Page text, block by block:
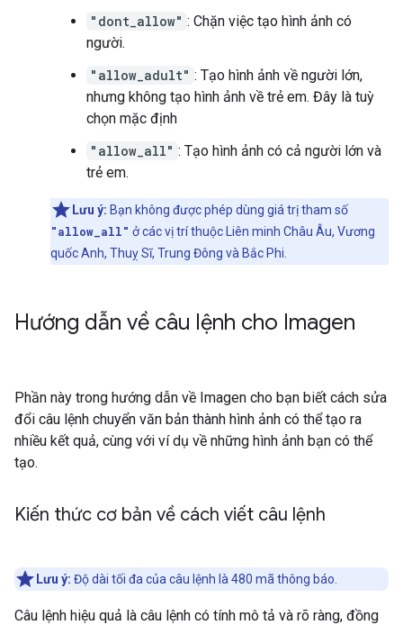
"dont_allow" : Chặn việc tạo hình ảnh có
người.
"allow_adult" : Tạo hình ảnh về người lớn,
nhưng không tạo hình ảnh về trẻ em. Đây là tuỳ
chọn mặc định
"allow_all" : Tạo hình ảnh có cả người lớn và
trẻ em.
Lưu ý: Bạn không được phép dùng giá trị tham số
"allow_all" ở các vị trí thuộc Liên minh Châu Âu, Vương
quốc Anh, Thuỵ Sĩ, Trung Đông và Bắc Phi.
Hướng dẫn về câu lệnh cho Imagen
Phần này trong hướng dẫn về Imagen cho bạn biết cách sửa
đổi câu lệnh chuyển văn bản thành hình ảnh có thể tạo ra
nhiều kết quả, cùng với ví dụ về những hình ảnh bạn có thể
tạo.
Kiến thức cơ bản về cách viết câu lệnh
Lưu ý: Độ dài tối đa của câu lệnh là 480 mã thông báo.
Câu lệnh hiệu quả là câu lệnh có tính mô tả và rõ ràng, đồng